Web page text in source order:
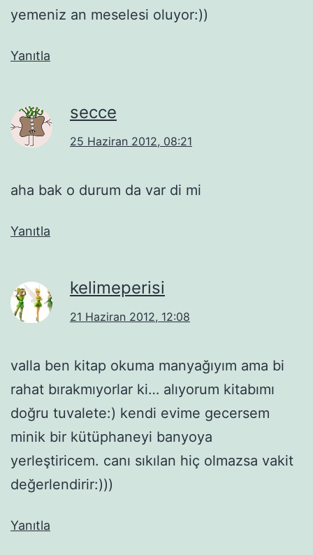
yemeniz an meselesi oluyor:))
Yanıtla
secce
25 Haziran 2012, 08:21
aha bak o durum da var di mi
Yanıtla
kelimeperisi
21 Haziran 2012, 12:08
valla ben kitap okuma manyağıyım ama bi
rahat bırakmıyorlar ki… alıyorum kitabımı
doğru tuvalete:) kendi evime gecersem
minik bir kütüphaneyi banyoya
yerleştiricem. canı sıkılan hiç olmazsa vakit
değerlendirir:)))
Yanıtla